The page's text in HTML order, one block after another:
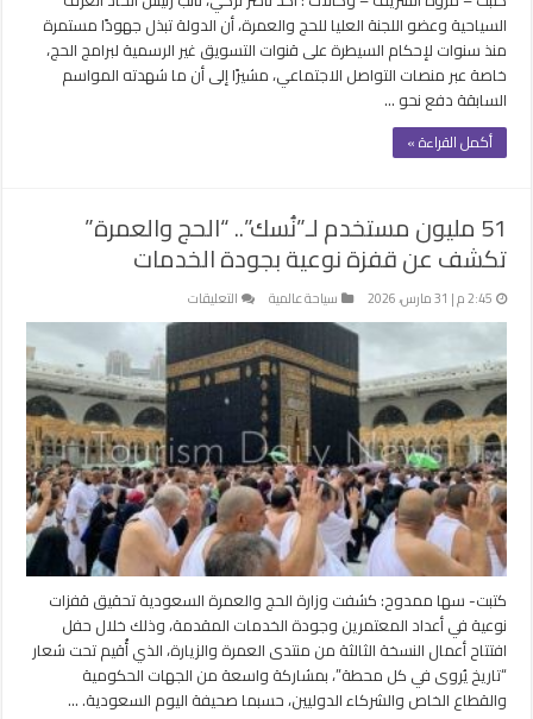
المرخصة
مغلقة
السياحية وعضو اللجنة العليا للحج والعمرة، أن الدولة تبذل جهودًا مستمرة
منذ سنوات لإحكام السيطرة على قنوات التسويق غير الرسمية لبرامج الحج،
خاصة عبر منصات التواصل الاجتماعي، مشيرًا إلى أن ما شهدته المواسم
السابقة دفع نحو …
أكمل القراءة »
51 مليون مستخدم لـ”نُسك”.. “الحج والعمرة”
تكشف عن قفزة نوعية بجودة الخدمات
2:45 م | 31 مارس، 2026 سياحة عالمية التعليقات
51
مليون
مستخدم
لـ”نُسك”..
“الحج
والعمرة”
تكشف
عن
قفزة
نوعية
بجودة
الخدمات
مغلقة
كتبت- سها ممدوح: كشفت وزارة الحج والعمرة السعودية تحقيق قفزات
نوعية في أعداد المعتمرين وجودة الخدمات المقدمة، وذلك خلال حفل
افتتاح أعمال النسخة الثالثة من منتدى العمرة والزيارة، الذي أُقيم تحت شعار
“تاريخ يُروى في كل محطة”، بمشاركة واسعة من الجهات الحكومية
والقطاع الخاص والشركاء الدوليين، حسبما صحيفة اليوم السعودية. …